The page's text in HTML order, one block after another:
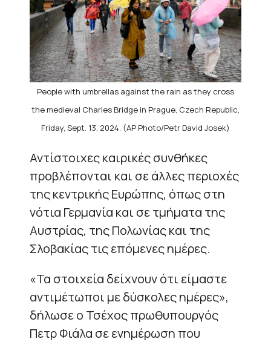
People with umbrellas against the rain as they cross
the medieval Charles Bridge in Prague, Czech Republic,
Friday, Sept. 13, 2024. (AP Photo/Petr David Josek)
Αντίστοιχες καιρικές συνθήκες
προβλέπονται και σε άλλες περιοχές
της κεντρικής Ευρώπης, όπως στη
νότια Γερμανία και σε τμήματα της
Αυστρίας, της Πολωνίας και της
Σλοβακίας τις επόμενες ημέρες.
«Τα στοιχεία δείχνουν ότι είμαστε
αντιμέτωποι με δύσκολες ημέρες»,
δήλωσε ο Τσέχος πρωθυπουργός
Πετρ Φιάλα σε ενημέρωση που